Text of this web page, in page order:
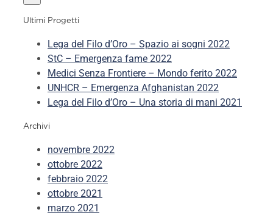
Ultimi Progetti
Lega del Filo d’Oro – Spazio ai sogni 2022
StC – Emergenza fame 2022
Medici Senza Frontiere – Mondo ferito 2022
UNHCR – Emergenza Afghanistan 2022
Lega del Filo d’Oro – Una storia di mani 2021
Archivi
novembre 2022
ottobre 2022
febbraio 2022
ottobre 2021
marzo 2021